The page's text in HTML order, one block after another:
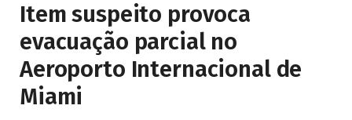
Item suspeito provoca
evacuação parcial no
Aeroporto Internacional de
Miami